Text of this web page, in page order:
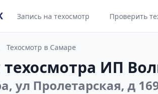
Запись на техосмотр Проверить
Техосмотр в Самаре
техосмотра ИП
ул Пролетарская, д